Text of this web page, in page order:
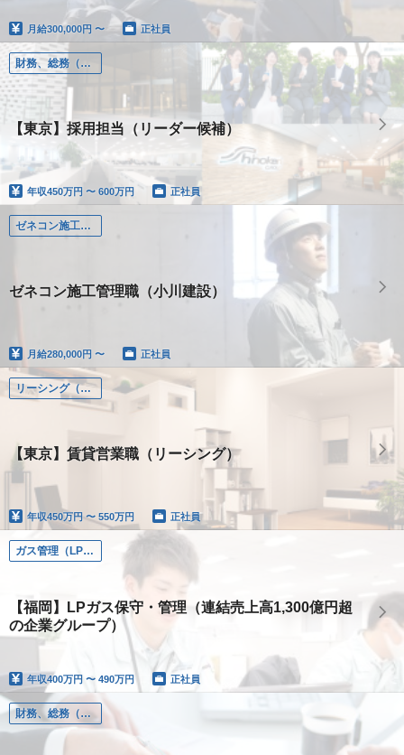
月給300,000円 〜 正社員
財務、総務（財務、総務、人事、労務）
【東京】採用担当（リーダー候補）
年収450万円 〜 600万円 正社員
ゼネコン施工管理職（小川建設）
ゼネコン施工管理職（小川建設）
月給280,000円 〜 正社員
リーシング（仲介店営業）
【東京】賃貸営業職（リーシング）
年収450万円 〜 550万円 正社員
ガス管理（LPガスの保守・管理）
【福岡】LPガス保守・管理（連結売上高1,300億円超
の企業グループ）
年収400万円 〜 490万円 正社員
財務、総務（財務、総務、人事、労務）